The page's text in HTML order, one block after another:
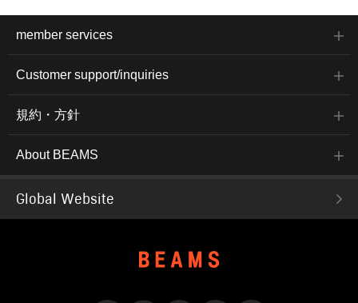
member services
Customer support/inquiries
規約・方針
About BEAMS
Global Website